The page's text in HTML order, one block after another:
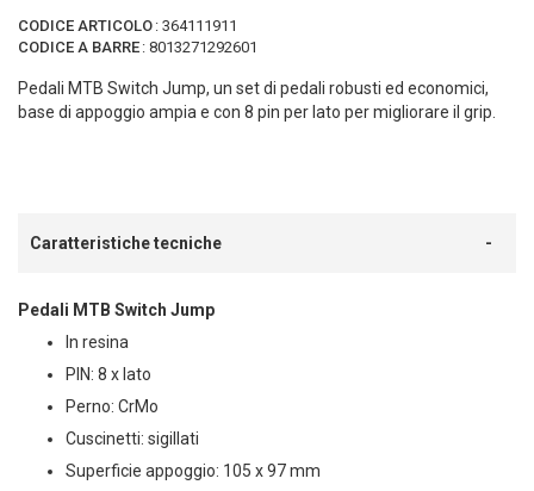
CODICE ARTICOLO : 364111911
CODICE A BARRE : 8013271292601
Pedali MTB Switch Jump, un set di pedali robusti ed economici,
base di appoggio ampia e con 8 pin per lato per migliorare il grip.
Caratteristiche tecniche
Pedali MTB Switch Jump
In resina
PIN: 8 x lato
Perno: CrMo
Cuscinetti: sigillati
Superficie appoggio: 105 x 97 mm